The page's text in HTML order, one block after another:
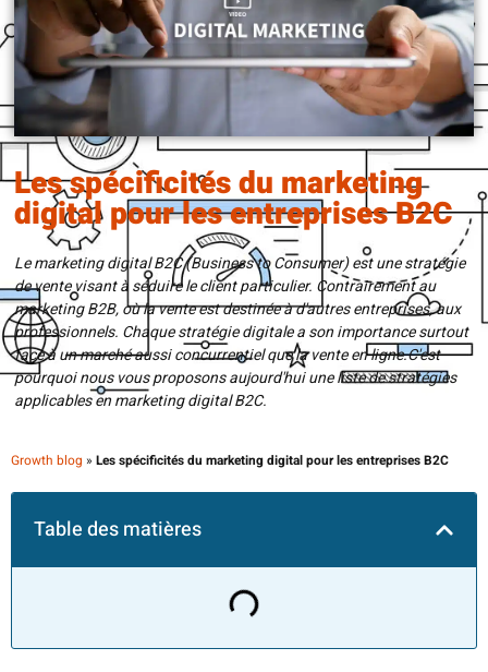
Les spécificités du marketing
digital pour les entreprises B2C
Le marketing digital B2C (Business to Consumer) est une stratégie
de vente visant à séduire le client particulier. Contrairement au
marketing B2B, où la vente est destinée à d'autres entreprises, aux
professionnels. Chaque stratégie digitale a son importance surtout
face à un marché aussi concurrentiel que la vente en ligne.C'est
pourquoi nous vous proposons aujourd'hui une liste de stratégies
applicables en marketing digital B2C.
Growth blog » Les spécificités du marketing digital pour les entreprises B2C
Table des matières